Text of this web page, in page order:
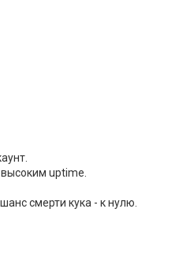
uptime.
смерти кука - к нулю.